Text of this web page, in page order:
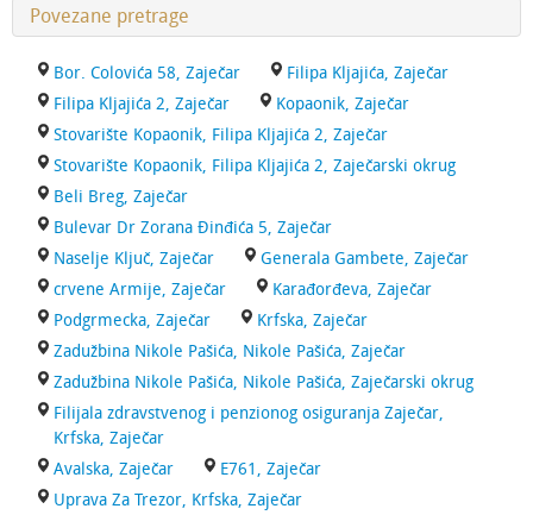
Povezane pretrage
Bor. Colovića 58, Zaječar
Filipa Kljajića, Zaječar
Filipa Kljajića 2, Zaječar
Kopaonik, Zaječar
Stovarište Kopaonik, Filipa Kljajića 2, Zaječar
Stovarište Kopaonik, Filipa Kljajića 2, Zaječarski okrug
Beli Breg, Zaječar
Bulevar Dr Zorana Đinđića 5, Zaječar
Naselje Ključ, Zaječar
Generala Gambete, Zaječar
crvene Armije, Zaječar
Karađorđeva, Zaječar
Podgrmecka, Zaječar
Krfska, Zaječar
Zadužbina Nikole Pašića, Nikole Pašića, Zaječar
Zadužbina Nikole Pašića, Nikole Pašića, Zaječarski okrug
Filijala zdravstvenog i penzionog osiguranja Zaječar,
Krfska, Zaječar
Avalska, Zaječar
E761, Zaječar
Uprava Za Trezor, Krfska, Zaječar